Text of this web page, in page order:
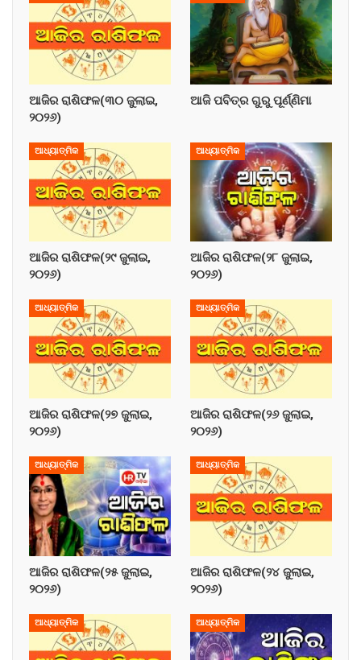
ଆଜିର ରାଶିଫଳ(୩୦ ଜୁଲାଇ,
୨୦୨୬)
ଆଜି ପବିତ୍ର ଗୁରୁ ପୂର୍ଣ୍ଣିମା
ଆଧ୍ୟାତ୍ମିକ
ଆଜିର ରାଶିଫଳ(୨୯ ଜୁଲାଇ,
୨୦୨୬)
ଆଧ୍ୟାତ୍ମିକ
ଆଜିର ରାଶିଫଳ(୨୮ ଜୁଲାଇ,
୨୦୨୬)
ଆଧ୍ୟାତ୍ମିକ
ଆଜିର ରାଶିଫଳ(୨୭ ଜୁଲାଇ,
୨୦୨୬)
ଆଧ୍ୟାତ୍ମିକ
ଆଜିର ରାଶିଫଳ(୨୬ ଜୁଲାଇ,
୨୦୨୬)
ଆଧ୍ୟାତ୍ମିକ
ଆଜିର ରାଶିଫଳ(୨୫ ଜୁଲାଇ,
୨୦୨୬)
ଆଧ୍ୟାତ୍ମିକ
ଆଜିର ରାଶିଫଳ(୨୪ ଜୁଲାଇ,
୨୦୨୬)
ଆଧ୍ୟାତ୍ମିକ ଆଧ୍ୟାତ୍ମିକ